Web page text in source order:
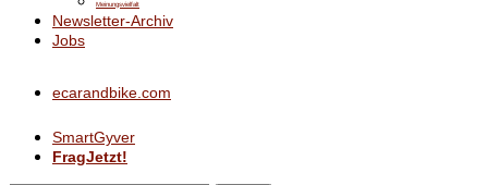
Meinungsvielfalt
Newsletter-Archiv
Jobs
ecarandbike.com
SmartGyver
FragJetzt!